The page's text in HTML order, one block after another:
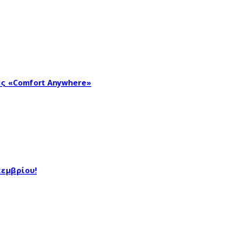
«Comfort Anywhere»